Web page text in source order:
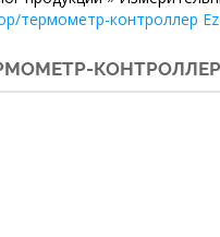
термометр-контроллер
КОНТРОЛЛЕР